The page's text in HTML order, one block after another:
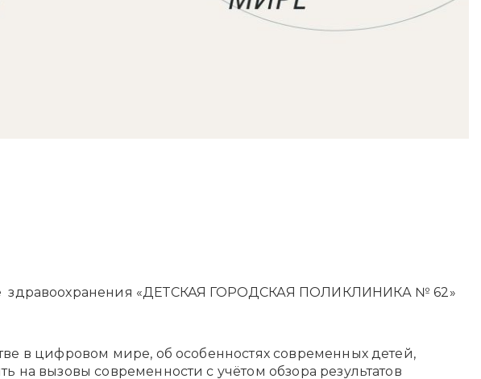
здравоохранения «ДЕТСКАЯ ГОРОДСКАЯ ПОЛИКЛИНИКА № 62»
в цифровом мире, об особенностях современных детей,
вызовы современности с учётом обзора результатов